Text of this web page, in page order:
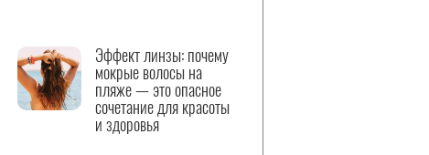
Эффект линзы: почему
мокрые волосы на
пляже — это опасное
сочетание для красоты
и здоровья